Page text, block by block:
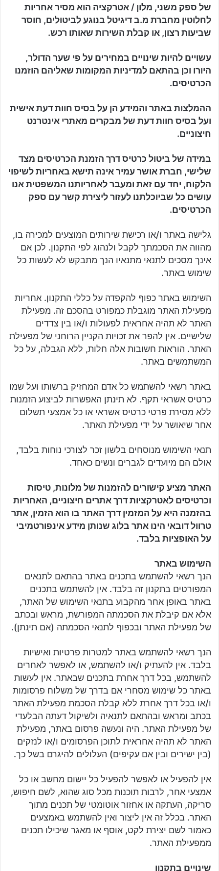
של ספק משני, מלון / אטרקציה הוא מסיר אחריות
לחלוטין מחברת מ.ב דיגיטל בנוגע לביטולים, חוסר
שביעות רצון, או קבלת השירות שאותו רכש.
עשויים להיות שינויים במחירים על פי שער הדולר,
היורו וכן בהתאם למדיניות המקומות שאליהם הוזמנו
הכרטיסים.
ההמלצות באתר והמידע הן על בסיס חוות דעת אישית
ועל בסיס חוות דעת של מבקרים מאתרי אינטרנט
חיצוניים.
במידה של ביטול כרטיס דרך הזמנת הכרטיסים מצד
שלישי, חברת אושר עמיר אינה תישא באחריות לשיפוי
הלקוח, יחד עם זאת ומעבר לאחריותנו המשפטית אנו
עושים כל שביוכלתנו לעזור ליצירת קשר עם ספק
הכרטיסים.
גלישה באתר ו/או רכישת שירותים המוצעים למכירה בו,
מהווה את הסכמתך לקבל ולנהוג לפי התקנון. לכן אם
אינך מסכים לתנאי מתנאיו הנך מתבקש לא לעשות כל
שימוש באתר.
השימוש באתר כפוף להקפדה על כללי התקנון. אחריות
מפעילת האתר מוגבלת כמפורט בהסכם זה. מפעילת
האתר לא תהיה אחראית לפעולות ו/או בין צדדים
שלישיים. אין להפר את זכויות הקניין הרוחני של מפעילת
האתר. הוראות חשובות אלה חלות, ללא הגבלה, על כל
המשתמשים באתר.
באתר רשאי להשתמש כל אדם המחזיק ברשותו ועל שמו
כרטיס אשראי תקף. לא תינתן האפשרות לביצוע הזמנות
ללא מסירת פרטי כרטיס אשראי או כל אמצעי תשלום
אחר שיאושר על ידי מפעילת האתר.
תנאי השימוש מנוסחים בלשון זכר לצורכי נוחות בלבד,
אולם הם מיועדים לגברים ונשים כאחד.
האתר מציע קישורים להזמנות של מלונות, טיסות
וכרטיסים לאטרקציות דרך אתרים חיצוניים, האחריות
בהזמנה היא על המזמין דרך האתר בו הוא הזמין, אתר
טרוול דובאי הינו אתר בלוג שנותן מידע אינפורטמיבי
על האופציות בלבד.
השימוש באתר
הנך רשאי להשתמש בתכנים באתר בהתאם לתנאים
המפורטים בתקנון זה בלבד. אין להשתמש בתכנים
באתר באופן אחר מהקבוע בתנאי השימוש של האתר,
אלא אם קיבלת את הסכמתה המפורשת, מראש ובכתב
של מפעילת האתר ובכפוף לתנאי הסכמתה (אם תינתן).
הנך רשאי להשתמש באתר למטרות פרטיות ואישיות
בלבד. אין להעתיק ו/או להשתמש, או לאפשר לאחרים
להשתמש, בכל דרך אחרת בתכנים שבאתר. אין לעשות
באתר כל שימוש מסחרי אם בדרך של משלוח פרסומות
ו/או בכל דרך אחרת ללא קבלת הסכמת מפעילת האתר
בכתב ומראש ובהתאם לתנאיה ולשיקול דעתה הבלעדי
של מפעילת האתר. היה ונעשה פרסום באתר, מפעילת
האתר לא תהיה אחראית לתוכן הפרסומים ו/או לנזקים
(בין ישירים ובין אם עקיפים) העלולים להיגרם בשל כך.
אין להפעיל או לאפשר להפעיל כל יישום מחשב או כל
אמצעי אחר, לרבות תוכנות מכל סוג שהוא, לשם חיפוש,
סריקה, העתקה או אחזור אוטומטי של תכנים מתוך
האתר. בכלל זה אין ליצור ואין להשתמש באמצעים
כאמור לשם יצירת לקט, אוסף או מאגר שיכילו תכנים
ממפעילת האתר.
שינויים בתקנון